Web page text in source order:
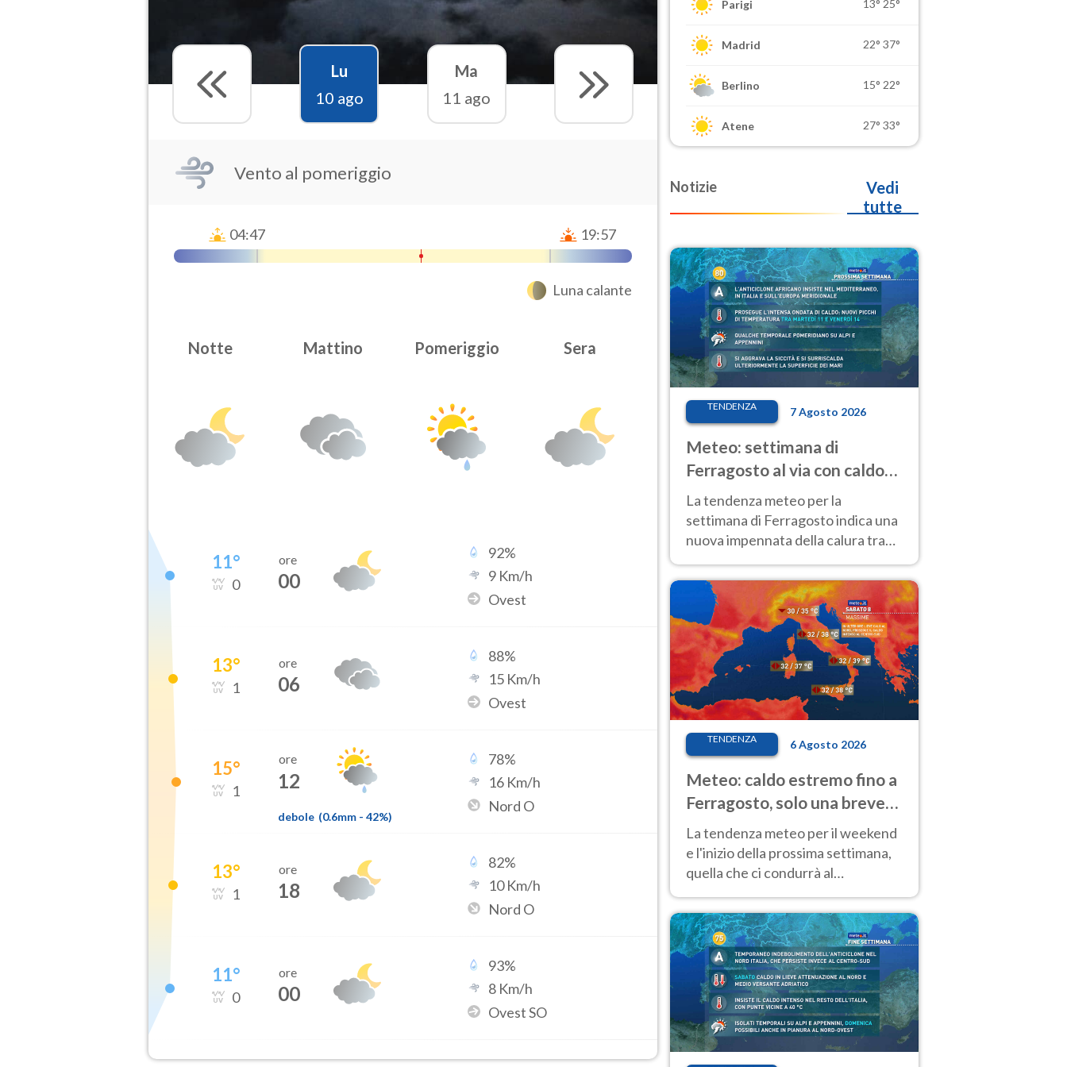
Lu
10 ago
Ma
11 ago
Vento al pomeriggio
04:47 19:57
Luna calante
Notte Mattino Pomeriggio Sera
11°
0
ore
00
92%
9 Km/h
Ovest
13°
1
ore
06
88%
15 Km/h
Ovest
15°
1
ore
12
debole (0.6mm - 42%)
78%
16 Km/h
Nord O
13°
1
ore
18
82%
10Km/h
Nord O
11°
0
ore
00
93%
8 Km/h
Ovest SO
Parigi 13° 25°
Madrid 22° 37°
Berlino 15° 22°
Atene 27° 33°
Notizie
Vedi
tutte
TENDENZA 7 Agosto 2026
Meteo: settimana di
Ferragosto al via con caldo
intenso e qualche temporale
La tendenza meteo per la
settimana di Ferragosto indica una
nuova impennata della calura tra
anche al Nord.
TENDENZA 6 Agosto 2026
Meteo: caldo estremo fino a
Ferragosto, solo una breve
pausa. Ecco dove
La tendenza meteo per il weekend
e l'inizio della prossima settimana,
quella che ci condurrà al
temperature molto elevate